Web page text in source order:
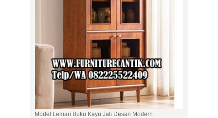
Model Lemari Buku Kayu Jati Desan Modern